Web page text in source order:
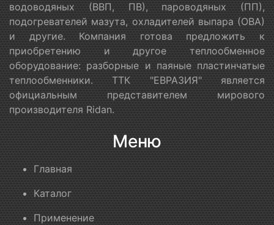
водоводяных (ВВП, ПВ), пароводяных (ПП),
подогревателей мазута, охладителей выпара (ОВА)
и другие. Компания готова предложить к
приобретению и другое теплообменное
оборудование: разборные и паяные пластинчатые
теплообменники. ТТК "ЕВРАЗИЯ" является
официальным представителем мирового
производителя Ridan.
Меню
Главная
Каталог
Применение